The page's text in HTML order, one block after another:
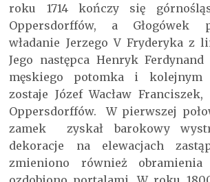
roku 1714 kończy się
Oppersdorffów, a Głogówek
władanie Jerzego V Fryderyka z
Jego następca Henryk
męskiego potomka i kolejnym
zostaje Józef Wacław
Oppersdorffów. W pierwszej
zamek zyskał barokowy
dekoracje na elewacjach
zmieniono również